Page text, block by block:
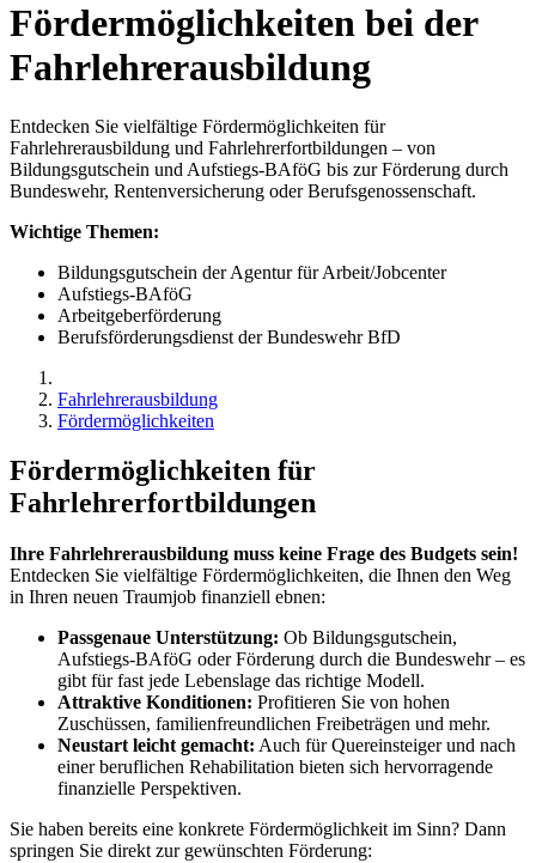
Fördermöglichkeiten bei der
Fahrlehrerausbildung
Entdecken Sie vielfältige Fördermöglichkeiten für
Fahrlehrerausbildung und Fahrlehrerfortbildungen – von
Bildungsgutschein und Aufstiegs-BAföG bis zur Förderung durch
Bundeswehr, Rentenversicherung oder Berufsgenossenschaft.
Wichtige Themen:
Bildungsgutschein der Agentur für Arbeit/Jobcenter
Aufstiegs-BAföG
Arbeitgeberförderung
Berufsförderungsdienst der Bundeswehr BfD
Fahrlehrerausbildung
Fördermöglichkeiten
Fördermöglichkeiten für
Fahrlehrerfortbildungen
Ihre Fahrlehrerausbildung muss keine Frage des Budgets sein!
Entdecken Sie vielfältige Fördermöglichkeiten, die Ihnen den Weg
in Ihren neuen Traumjob finanziell ebnen:
Passgenaue Unterstützung: Ob Bildungsgutschein,
Aufstiegs-BAföG oder Förderung durch die Bundeswehr – es
gibt für fast jede Lebenslage das richtige Modell.
Attraktive Konditionen: Profitieren Sie von hohen
Zuschüssen, familienfreundlichen Freibeträgen und mehr.
Neustart leicht gemacht: Auch für Quereinsteiger und nach
einer beruflichen Rehabilitation bieten sich hervorragende
finanzielle Perspektiven.
Sie haben bereits eine konkrete Fördermöglichkeit im Sinn? Dann
springen Sie direkt zur gewünschten Förderung: